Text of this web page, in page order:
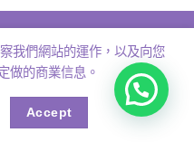
©Muse.hk
我們網站的運作，以及向您
做的商業信息。
Accept